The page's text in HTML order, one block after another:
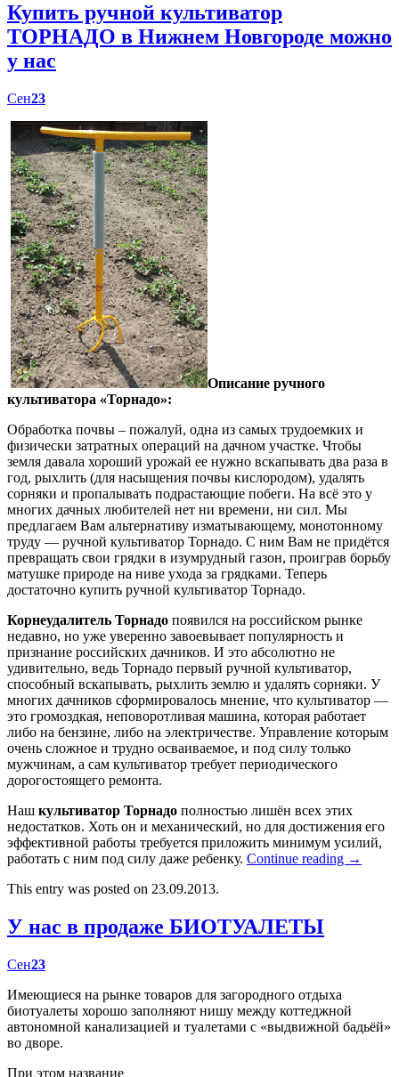
Купить ручной культиватор
ТОРНАДО в Нижнем Новгороде можно
у нас
Сен23
Описание ручного
культиватора «Торнадо»:
Обработка почвы – пожалуй, одна из самых трудоемких и
физически затратных операций на дачном участке. Чтобы
земля давала хороший урожай ее нужно вскапывать два раза в
год, рыхлить (для насыщения почвы кислородом), удалять
сорняки и пропалывать подрастающие побеги. На всё это у
многих дачных любителей нет ни времени, ни сил. Мы
предлагаем Вам альтернативу изматывающему, монотонному
труду — ручной культиватор Торнадо. С ним Вам не придётся
превращать свои грядки в изумрудный газон, проиграв борьбу
матушке природе на ниве ухода за грядками. Теперь
достаточно купить ручной культиватор Торнадо.
Корнеудалитель Торнадо появился на российском рынке
недавно, но уже уверенно завоевывает популярность и
признание российских дачников. И это абсолютно не
удивительно, ведь Торнадо первый ручной культиватор,
способный вскапывать, рыхлить землю и удалять сорняки. У
многих дачников сформировалось мнение, что культиватор —
это громоздкая, неповоротливая машина, которая работает
либо на бензине, либо на электричестве. Управление которым
очень сложное и трудно осваиваемое, и под силу только
мужчинам, а сам культиватор требует периодического
дорогостоящего ремонта.
Наш культиватор Торнадо полностью лишён всех этих
недостатков. Хоть он и механический, но для достижения его
эффективной работы требуется приложить минимум усилий,
работать с ним под силу даже ребенку. Continue reading →
This entry was posted on 23.09.2013.
У нас в продаже БИОТУАЛЕТЫ
Сен23
Имеющиеся на рынке товаров для загородного отдыха
биотуалеты хорошо заполняют нишу между коттеджной
автономной канализацией и туалетами с «выдвижной бадьёй»
во дворе.
При этом название